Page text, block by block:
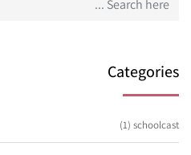
Categories
schoolcast
(1)